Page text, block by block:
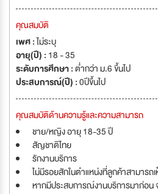
คุณสมบัติ
เพศ :ไม่ระบุ
อายุ(ปี) : 18 - 35
ระดับการศึกษา :ต่ำกว่า ม.6 ขึ้นไป
ประสบการณ์(ปี) :0ปีขึ้นไป
คุณสมบัติด้านความรู้และความสามารถ
ชาย/หญิง อายุ 18-35 ปี
สัญชาติไทย
รักงานบริการ
ไม่มีรอยสักในตำแหน่งที่ลูกค้าสามารถ
หากมีประสบการณ์งานบริการมาก่อน